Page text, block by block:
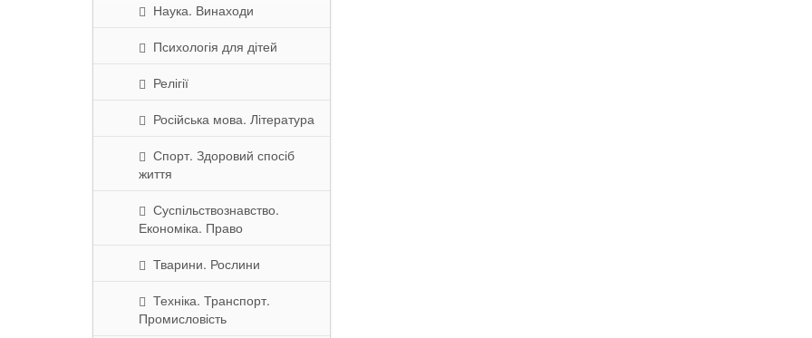
Наука. Винаходи
Психологія для дітей
Релігії
Російська мова. Література
Спорт. Здоровий спосіб
життя
Суспільствознавство.
Економіка. Право
Тварини. Рослини
Техніка. Транспорт.
Промисловість